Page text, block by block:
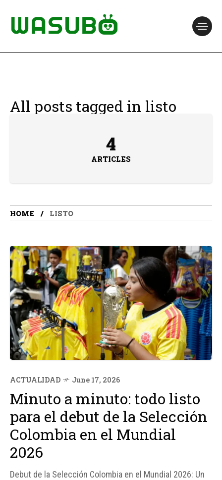
All posts tagged in listo
4
ARTICLES
HOME LISTO
ACTUALIDAD June 17, 2026
Minuto a minuto: todo listo
para el debut de la Selección
Colombia en el Mundial
2026
Debut de la Selección Colombia en el Mundial 2026: Un